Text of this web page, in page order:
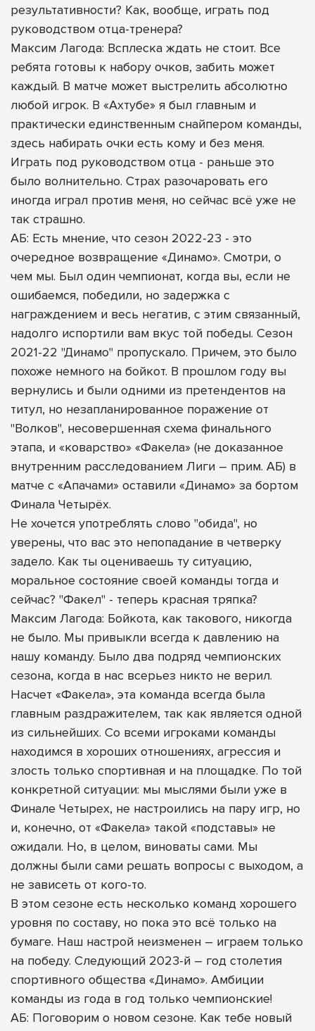
результативности? Как, вообще, играть под
руководством отца-тренера?
Максим Лагода: Всплеска ждать не стоит. Все
ребята готовы к набору очков, забить может
каждый. В матче может выстрелить абсолютно
любой игрок. В «Ахтубе» я был главным и
практически единственным снайпером команды,
здесь набирать очки есть кому и без меня.
Играть под руководством отца - раньше это
было волнительно. Страх разочаровать его
иногда играл против меня, но сейчас всё уже не
так страшно.
АБ: Есть мнение, что сезон 2022-23 - это
очередное возвращение «Динамо». Смотри, о
чем мы. Был один чемпионат, когда вы, если не
ошибаемся, победили, но задержка с
награждением и весь негатив, с этим связанный,
надолго испортили вам вкус той победы. Сезон
2021-22 "Динамо" пропускало. Причем, это было
похоже немного на бойкот. В прошлом году вы
вернулись и были одними из претендентов на
титул, но незапланированное поражение от
"Волков", несовершенная схема финального
этапа, и «коварство» «Факела» (не доказанное
внутренним расследованием Лиги – прим. АБ) в
матче с «Апачами» оставили «Динамо» за бортом
Финала Четырёх.
Не хочется употреблять слово "обида", но
уверены, что вас это непопадание в четверку
задело. Как ты оцениваешь ту ситуацию,
моральное состояние своей команды тогда и
сейчас? "Факел" - теперь красная тряпка?
Максим Лагода: Бойкота, как такового, никогда
не было. Мы привыкли всегда к давлению на
нашу команду. Было два подряд чемпионских
сезона, когда в нас всерьез никто не верил.
Насчет «Факела», эта команда всегда была
главным раздражителем, так как является одной
из сильнейших. Со всеми игроками команды
находимся в хороших отношениях, агрессия и
злость только спортивная и на площадке. По той
конкретной ситуации: мы мыслями были уже в
Финале Четырех, не настроились на пару игр, но
и, конечно, от «Факела» такой «подставы» не
ожидали. Но, в целом, виноваты сами. Мы
должны были сами решать вопросы с выходом, а
не зависеть от кого-то.
В этом сезоне есть несколько команд хорошего
уровня по составу, но пока это всё только на
бумаге. Наш настрой неизменен – играем только
на победу. Следующий 2023-й – год столетия
спортивного общества «Динамо». Амбиции
команды из года в год только чемпионские!
АБ: Поговорим о новом сезоне. Как тебе новый